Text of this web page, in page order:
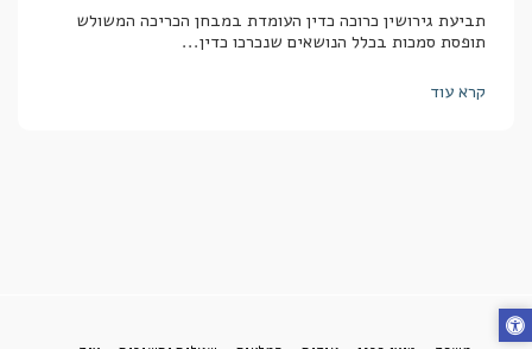
תביעת גירושין כרוכה כדין העומדת במבחן הכריכה המשולש
תופסת סמכות בכלל הנושאים שנכרכו כדין...
קרא עוד